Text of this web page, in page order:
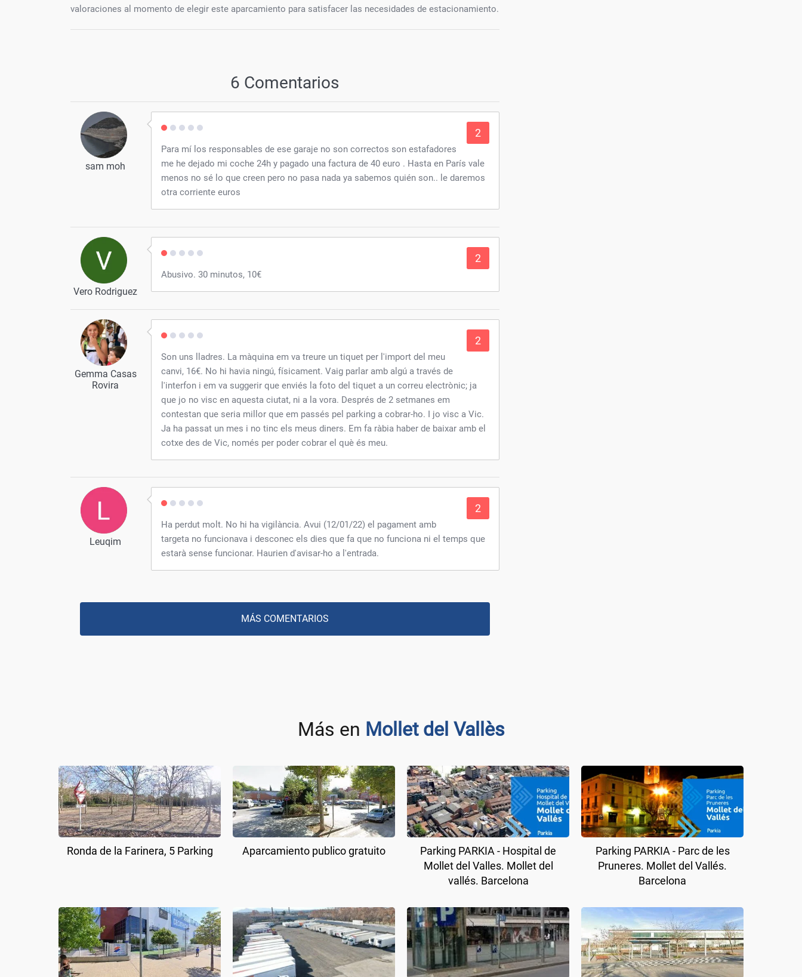
valoraciones al momento de elegir este aparcamiento para satisfacer las necesidades de estacionamiento.
6 Comentarios
sam moh
2
Para mí los responsables de ese garaje no son correctos son estafadores
me he dejado mi coche 24h y pagado una factura de 40 euro . Hasta en París vale
menos no sé lo que creen pero no pasa nada ya sabemos quién son.. le daremos
otra corriente euros
Vero Rodriguez
2
Abusivo. 30 minutos, 10€
Gemma Casas
Rovira
2
Son uns lladres. La màquina em va treure un tiquet per l'import del meu
canvi, 16€. No hi havia ningú, físicament. Vaig parlar amb algú a través de
l'interfon i em va suggerir que enviés la foto del tiquet a un correu electrònic; ja
que jo no visc en aquesta ciutat, ni a la vora. Després de 2 setmanes em
contestan que seria millor que em passés pel parking a cobrar-ho. I jo visc a Vic.
Ja ha passat un mes i no tinc els meus diners. Em fa ràbia haber de baixar amb el
cotxe des de Vic, només per poder cobrar el què és meu.
Leuqim
2
Ha perdut molt. No hi ha vigilància. Avui (12/01/22) el pagament amb
targeta no funcionava i desconec els dies que fa que no funciona ni el temps que
estarà sense funcionar. Haurien d'avisar-ho a l'entrada.
MÁS COMENTARIOS
Más en Mollet del Vallès
Ronda de la Farinera, 5 Parking Aparcamiento publico gratuito
Parking PARKIA - Hospital de
Mollet del Valles. Mollet del
vallés. Barcelona
Parking PARKIA - Parc de les
Pruneres. Mollet del Vallés.
Barcelona